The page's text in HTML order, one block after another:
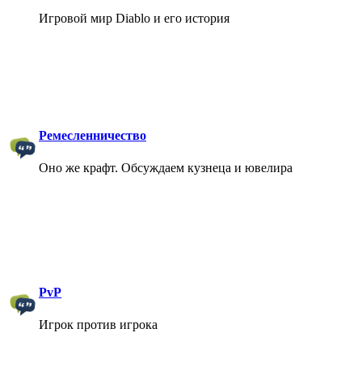
Игровой мир Diablo и его история
Ремесленничество
Оно же крафт. Обсуждаем кузнеца и ювелира
PvP
Игрок против игрока